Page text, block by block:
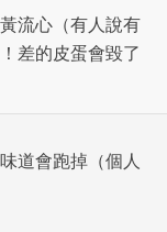
黃流心（有人說有
差的皮蛋會毀了
道會跑掉（個人